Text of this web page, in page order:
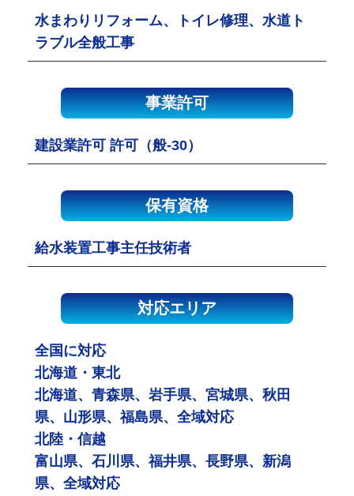
水まわりリフォーム、トイレ修理、水道ト
ラブル全般工事
事業許可
建設業許可 許可（般-30）
保有資格
給水装置工事主任技術者
対応エリア
全国に対応
北海道・東北
北海道、青森県、岩手県、宮城県、秋田
県、山形県、福島県、全域対応
北陸・信越
富山県、石川県、福井県、長野県、新潟
県、全域対応